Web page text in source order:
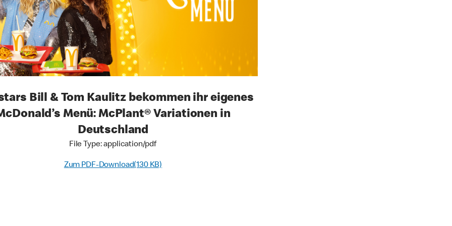
Bill & Tom Kaulitz bekommen ihr eigenes
Menü: McPlant® Variationen in
Deutschland
File Type: application/pdf
Zum PDF-Download(130 KB)